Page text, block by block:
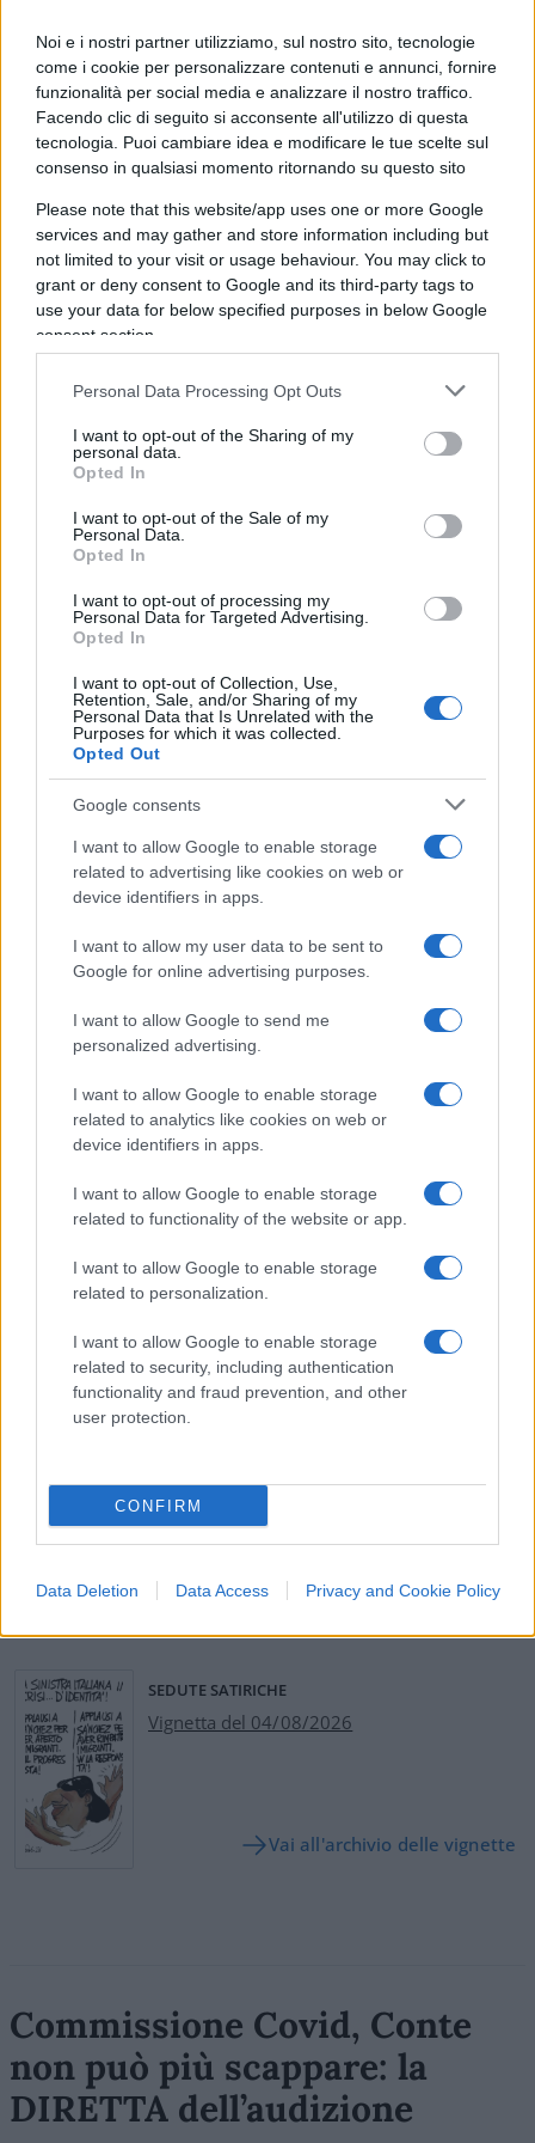
Noi e i nostri partner utilizziamo, sul nostro sito, tecnologie
come i cookie per personalizzare contenuti e annunci, fornire
funzionalità per social media e analizzare il nostro traffico.
Facendo clic di seguito si acconsente all'utilizzo di questa
tecnologia. Puoi cambiare idea e modificare le tue scelte sul
consenso in qualsiasi momento ritornando su questo sito
Please note that this website/app uses one or more Google
services and may gather and store information including but
not limited to your visit or usage behaviour. You may click to
grant or deny consent to Google and its third-party tags to
use your data for below specified purposes in below Google
consent section.
Personal Data Processing Opt Outs
I want to opt-out of the Sharing of my
personal data.
Opted In
I want to opt-out of the Sale of my
Personal Data.
Opted In
I want to opt-out of processing my
Personal Data for Targeted Advertising.
Opted In
I want to opt-out of Collection, Use,
Retention, Sale, and/or Sharing of my
Personal Data that Is Unrelated with the
Purposes for which it was collected.
Opted Out
Google consents
I want to allow Google to enable storage
related to advertising like cookies on web or
device identifiers in apps.
I want to allow my user data to be sent to
Google for online advertising purposes.
I want to allow Google to send me
personalized advertising.
I want to allow Google to enable storage
related to analytics like cookies on web or
device identifiers in apps.
I want to allow Google to enable storage
related to functionality of the website or app.
I want to allow Google to enable storage
related to personalization.
I want to allow Google to enable storage
related to security, including authentication
functionality and fraud prevention, and other
user protection.
CONFIRM
Data Deletion Data Access Privacy and Cookie Policy
questo Ferragni, così comeSoumahoro, non
possono mai uscire da questo corpo che si sono
scelti. Lui non esce dai suoi stivali, e deve
piangere. Lei non può uscire dal suo corpo e fa un
video con indosso un golf fichissimo.
Caso#Ferragni,@NicolaPorro: "Le aziende
devono stare attente, loro sì che sono vittime
degli influencer"#Fuoridalcoro
pic.twitter.com/V2ILO8LM64
E poi c’è la questione delle aziende, loro sì che
sono vittime degli influencer. Io ho conosciuto il
signorBaloccoche era una persona stupenda a
capo di una impresa favolosa. Ma le società
devono stare attente: quando fanno beneficenza
conviene che non confondano la parte
commerciale con quella caritatevole.
Nicola Porro, daFuori dal Coro
cliccare qui per iscriversi al canale ed essere sempre
Leggi anche
L’hanno santificata, ora la mollano: tutti giù dal
“Il vero rischio non è il calo di follower”. E ora
Chiara Ferragni trema
Il grafico che svela il “metodo Chiara Ferragni”
di Nicola Porro
di
Giuseppe De Lorenzo
Cos’è il “modello 45” dei pm che ora spaventa
l’influencer
#CHIARA FERRAGNI
Leggi i commenti
SEDUTE SATIRICHE
Vignetta del 04/08/2026
Vai all'archivio delle vignette
Commissione Covid, Conte
non può più scappare: la
DIRETTA dell’audizione